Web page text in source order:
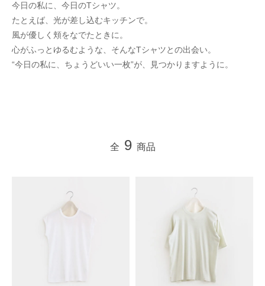
今日の私に、今日のTシャツ。
たとえば、光が差し込むキッチンで。
風が優しく頬をなでたときに。
心がふっとゆるむような、そんなTシャツとの出会い。
“今日の私に、ちょうどいい一枚”が、見つかりますように。
全 9 商品